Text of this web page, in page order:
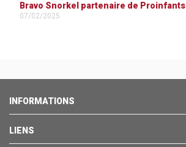
Bravo Snorkel partenaire de Proinfants
07/02/2025
INFORMATIONS
LIENS